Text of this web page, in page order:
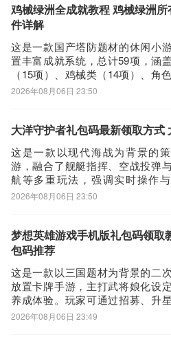
为最新进展梳理与游戏核心特
【横扫三国】最新版预约/
鸡械绿洲全成就教程 鸡械绿洲
件详解
这是一款国产塔防题材的休闲小
置丰富成就系统，总计59项，涵
（15项）、鸡械类（14项）、角
项）及其他类（14项）。全成就达
便于对照推进。如需进一步了解
九
2026年08月06日 23:50
大洋守护者礼包码最新领取方式
这是一款以现代海战为背景的
游，融合了舰艇指挥、空战投弹
航等多重玩法，强调实时操作
策。玩家可亲自操控战舰进行炮击
任务。游戏摒弃了纯自动战斗模
战前阵型部署、舰种协同搭配及战
2026年08月06日 23:50
梦想英雄游戏手机版礼包码领取
包码推荐
这是一款以三国题材为背景的二
放置卡牌手游，主打武将娘化设
养成体验。玩家可通过招募、升
强化等方式打造专属阵容，同时支
2026年08月06日 23:49